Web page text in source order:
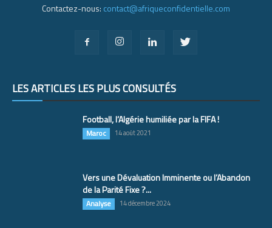
Contactez-nous: contact@afriqueconfidentielle.com
LES ARTICLES LES PLUS CONSULTÉS
Football, l’Algérie humiliée par la FIFA !
Maroc 14 août 2021
Vers une Dévaluation Imminente ou l’Abandon
de la Parité Fixe ?...
Analyse 14 décembre 2024